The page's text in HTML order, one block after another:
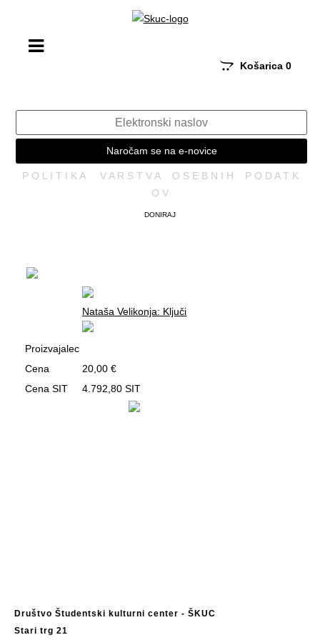
Košarica 0
Naročam se na e-novice
P O L I T I K A V A R S T V A O S E B N I H P O D A T K
O V
DONIRAJ
Nataša Velikonja: Ključi
Proizvajalec
Cena
20,00 €
Cena SIT
4.792,80 SIT
Društvo Študentski kulturni center - ŠKUC
Stari trg 21